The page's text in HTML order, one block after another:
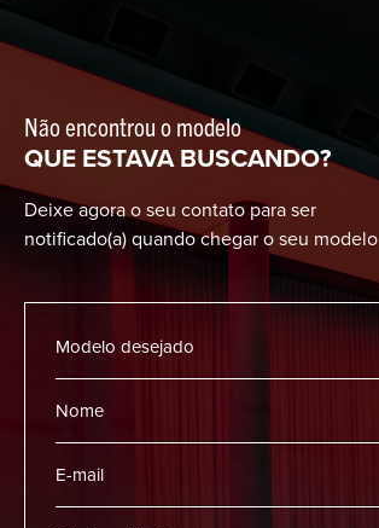
Não encontrou o modelo
QUE ESTAVA BUSCANDO?
Deixe agora o seu contato para ser
notificado(a) quando chegar o seu modelo